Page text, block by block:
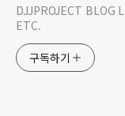
DJJPROJECT BLOG
ETC.
구독하기